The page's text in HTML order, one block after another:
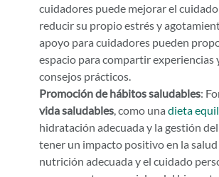
cuidadores puede mejorar el
reducir su propio estrés y
apoyo para cuidadores pueden
espacio para compartir experiencias
consejos prácticos.
Promoción de hábitos saludables:
vida saludables, como una dieta
hidratación adecuada y la gestión
tener un impacto positivo en la salud
nutrición adecuada y el cuidado